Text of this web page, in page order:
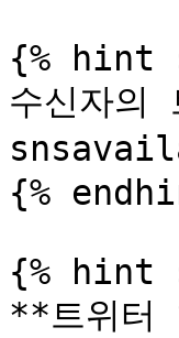
{% hint
수신자의
{%
{% hint
**트위터